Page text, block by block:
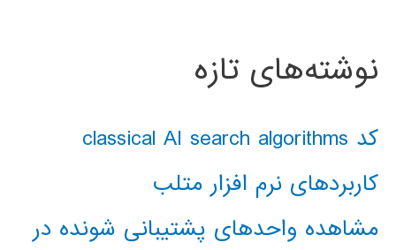
نوشته‌های تازه
کد classical AI search algorithms
کاربردهای نرم افزار متلب
مشاهده واحدهای پشتیبانی شونده در